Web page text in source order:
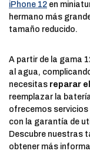
iPhone 12 en
hermano más
tamaño reducido.
A partir de la gama
al agua,
necesitas reparar
reemplazar la
ofrecemos
con la garantía de
Descubre nuestras
obtener más